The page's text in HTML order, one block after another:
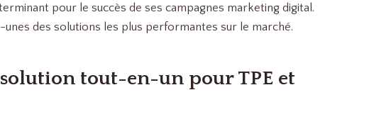
pour le succès de ses campagnes marketing digital.
des solutions les plus performantes sur le marché.
tout-en-un pour TPE et